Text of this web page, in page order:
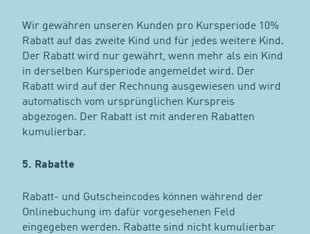
Wir gewähren unseren Kunden pro Kursperiode 10%
Rabatt auf das zweite Kind und für jedes weitere Kind.
Der Rabatt wird nur gewährt, wenn mehr als ein Kind
in derselben Kursperiode angemeldet wird. Der
Rabatt wird auf der Rechnung ausgewiesen und wird
automatisch vom ursprünglichen Kurspreis
abgezogen. Der Rabatt ist mit anderen Rabatten
kumulierbar.
5. Rabatte
Rabatt- und Gutscheincodes können während der
Onlinebuchung im dafür vorgesehenen Feld
eingegeben werden. Rabatte sind nicht kumulierbar